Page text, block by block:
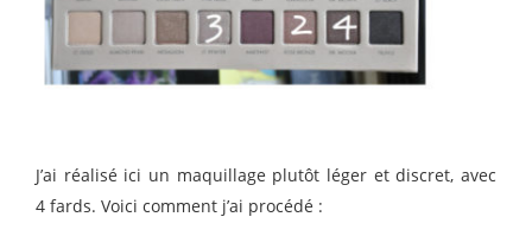
J’ai réalisé ici un maquillage plutôt léger et discret, avec
4 fards. Voici comment j’ai procédé :